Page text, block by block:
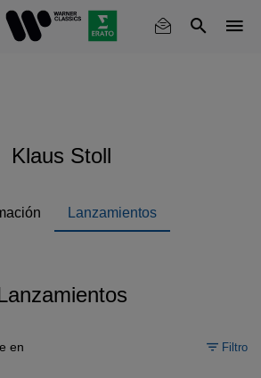
Klaus Stoll
Lanzamientos
en Filtro